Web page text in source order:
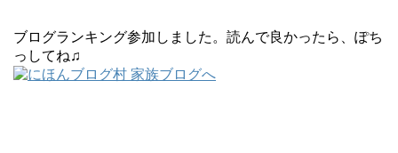
ブログランキング参加しました。読んで良かったら、ぽち
っしてね♫